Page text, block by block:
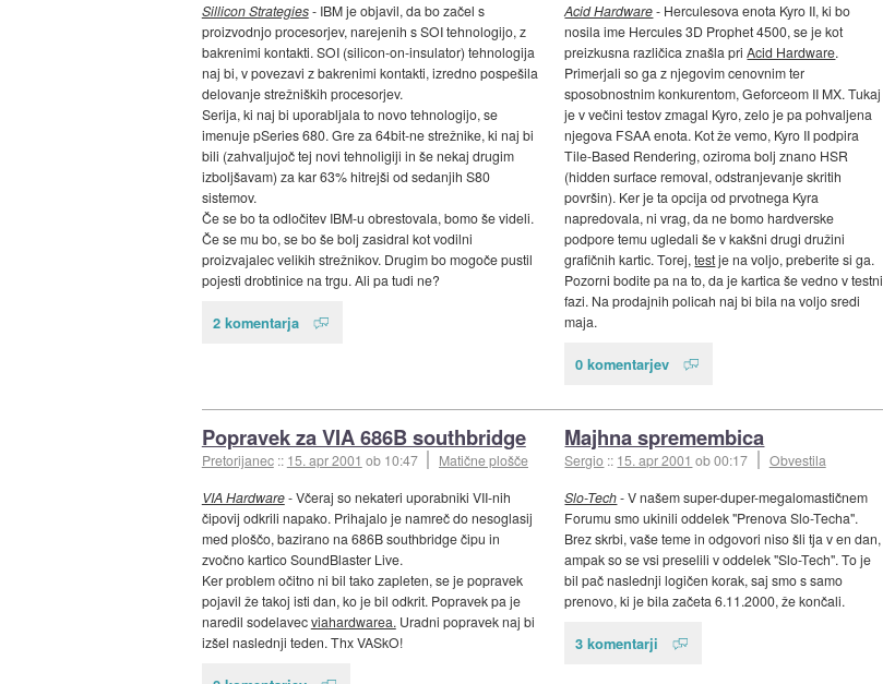
Sillicon Strategies- IBM je objavil, da bo začel s
proizvodnjo procesorjev, narejenih s SOI tehnologijo, z
bakrenimi kontakti. SOI (silicon-on-insulator) tehnologija
naj bi, v povezavi z bakrenimi kontakti, izredno pospešila
delovanje strežniških procesorjev.
Serija, ki naj bi uporabljala to novo tehnologijo, se
imenuje pSeries 680. Gre za 64bit-ne strežnike, ki naj bi
bili (zahvaljujoč tej novi tehnoligiji in še nekaj drugim
izboljšavam) za kar 63% hitrejši od sedanjih S80
sistemov.
Če se bo ta odločitev IBM-u obrestovala, bomo še videli.
Če se mu bo, se bo še bolj zasidral kot vodilni
proizvajalec velikih strežnikov. Drugim bo mogoče pustil
pojesti drobtinice na trgu. Ali pa tudi ne?
2 komentarja
Acid Hardware- Herculesova enota Kyro II, ki bo
nosila ime Hercules 3D Prophet 4500, se je kot
preizkusna različica znašla priAcid Hardware.
Primerjali so ga z njegovim cenovnim ter
sposobnostnim konkurentom, Geforceom II MX. Tukaj
je v večini testov zmagal Kyro, zelo je pa pohvaljena
njegova FSAA enota. Kot že vemo, Kyro II podpira
Tile-Based Rendering, oziroma bolj znano HSR
(hidden surface removal, odstranjevanje skritih
površin). Ker je ta opcija od prvotnega Kyra
napredovala, ni vrag, da ne bomo hardverske
podpore temu ugledali še v kakšni drugi družini
grafičnih kartic. Torej,testje na voljo, preberite si ga.
Pozorni bodite pa na to, da je kartica še vedno v testni
fazi. Na prodajnih policah naj bi bila na voljo sredi
maja.
0 komentarjev
Popravek za VIA 686B southbridge
Pretorijanec :: 15. apr 2001 ob 10:47
Matične plošče
VIA Hardware- Včeraj so nekateri uporabniki VII-nih
čipovij odkrili napako. Prihajalo je namreč do nesoglasij
med ploščo, bazirano na 686B southbridge čipu in
zvočno kartico SoundBlaster Live.
Ker problem očitno ni bil tako zapleten, se je popravek
pojavil že takoj isti dan, ko je bil odkrit. Popravek pa je
naredil sodelavecviahardwarea. Uradni popravek naj bi
izšel naslednji teden. Thx VASkO!
Majhna spremembica
Sergio :: 15. apr 2001 ob 00:17
Obvestila
Slo-Tech- V našem super-duper-megalomastičnem
Forumu smo ukinili oddelek "Prenova Slo-Techa".
Brez skrbi, vaše teme in odgovori niso šli tja v en dan,
ampak so se vsi preselili v oddelek "Slo-Tech". To je
bil pač naslednji logičen korak, saj smo s samo
prenovo, ki je bila začeta 6.11.2000, že končali.
3 komentarji